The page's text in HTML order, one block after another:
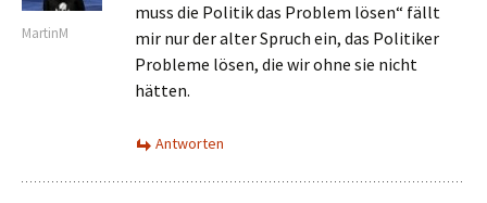
MartinM
muss die Politik das Problem lösen“ fällt
mir nur der alter Spruch ein, das Politiker
Probleme lösen, die wir ohne sie nicht
hätten.
Antworten